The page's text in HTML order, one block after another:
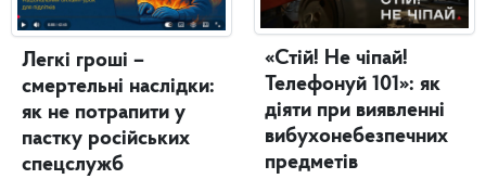
Легкі гроші –
смертельні наслідки:
як не потрапити у
пастку російських
спецслужб
«Стій! Не чіпай!
Телефонуй 101»: як
діяти при виявленні
вибухонебезпечних
предметів